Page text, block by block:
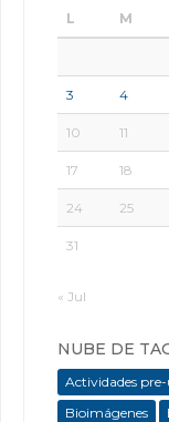
L M
3 4
10 11
17 18
24 25
31
« Jul
NUBE DE
Actividades
Bioimágenes